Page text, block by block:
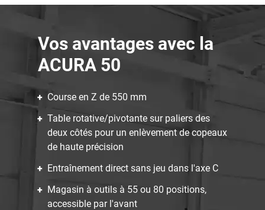
Vos avantages avec la
ACURA 50
Course en Z de 550 mm
Table rotative/pivotante sur paliers des
deux côtés pour un enlèvement de copeaux
de haute précision
Entraînement direct sans jeu dans l'axe C
Magasin à outils à 55 ou 80 positions,
accessible par l'avant